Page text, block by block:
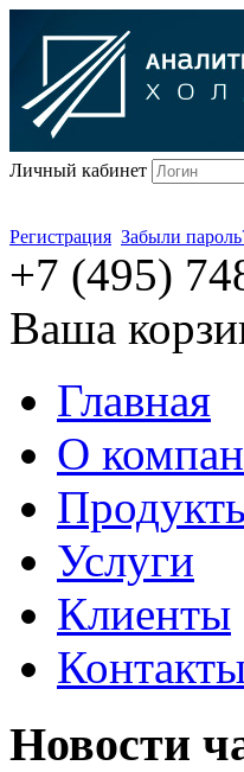
Личный кабинет
Регистрация Забыли
+7 (495)
Ваша
Главная
О
Услуги
Клиенты
Новости